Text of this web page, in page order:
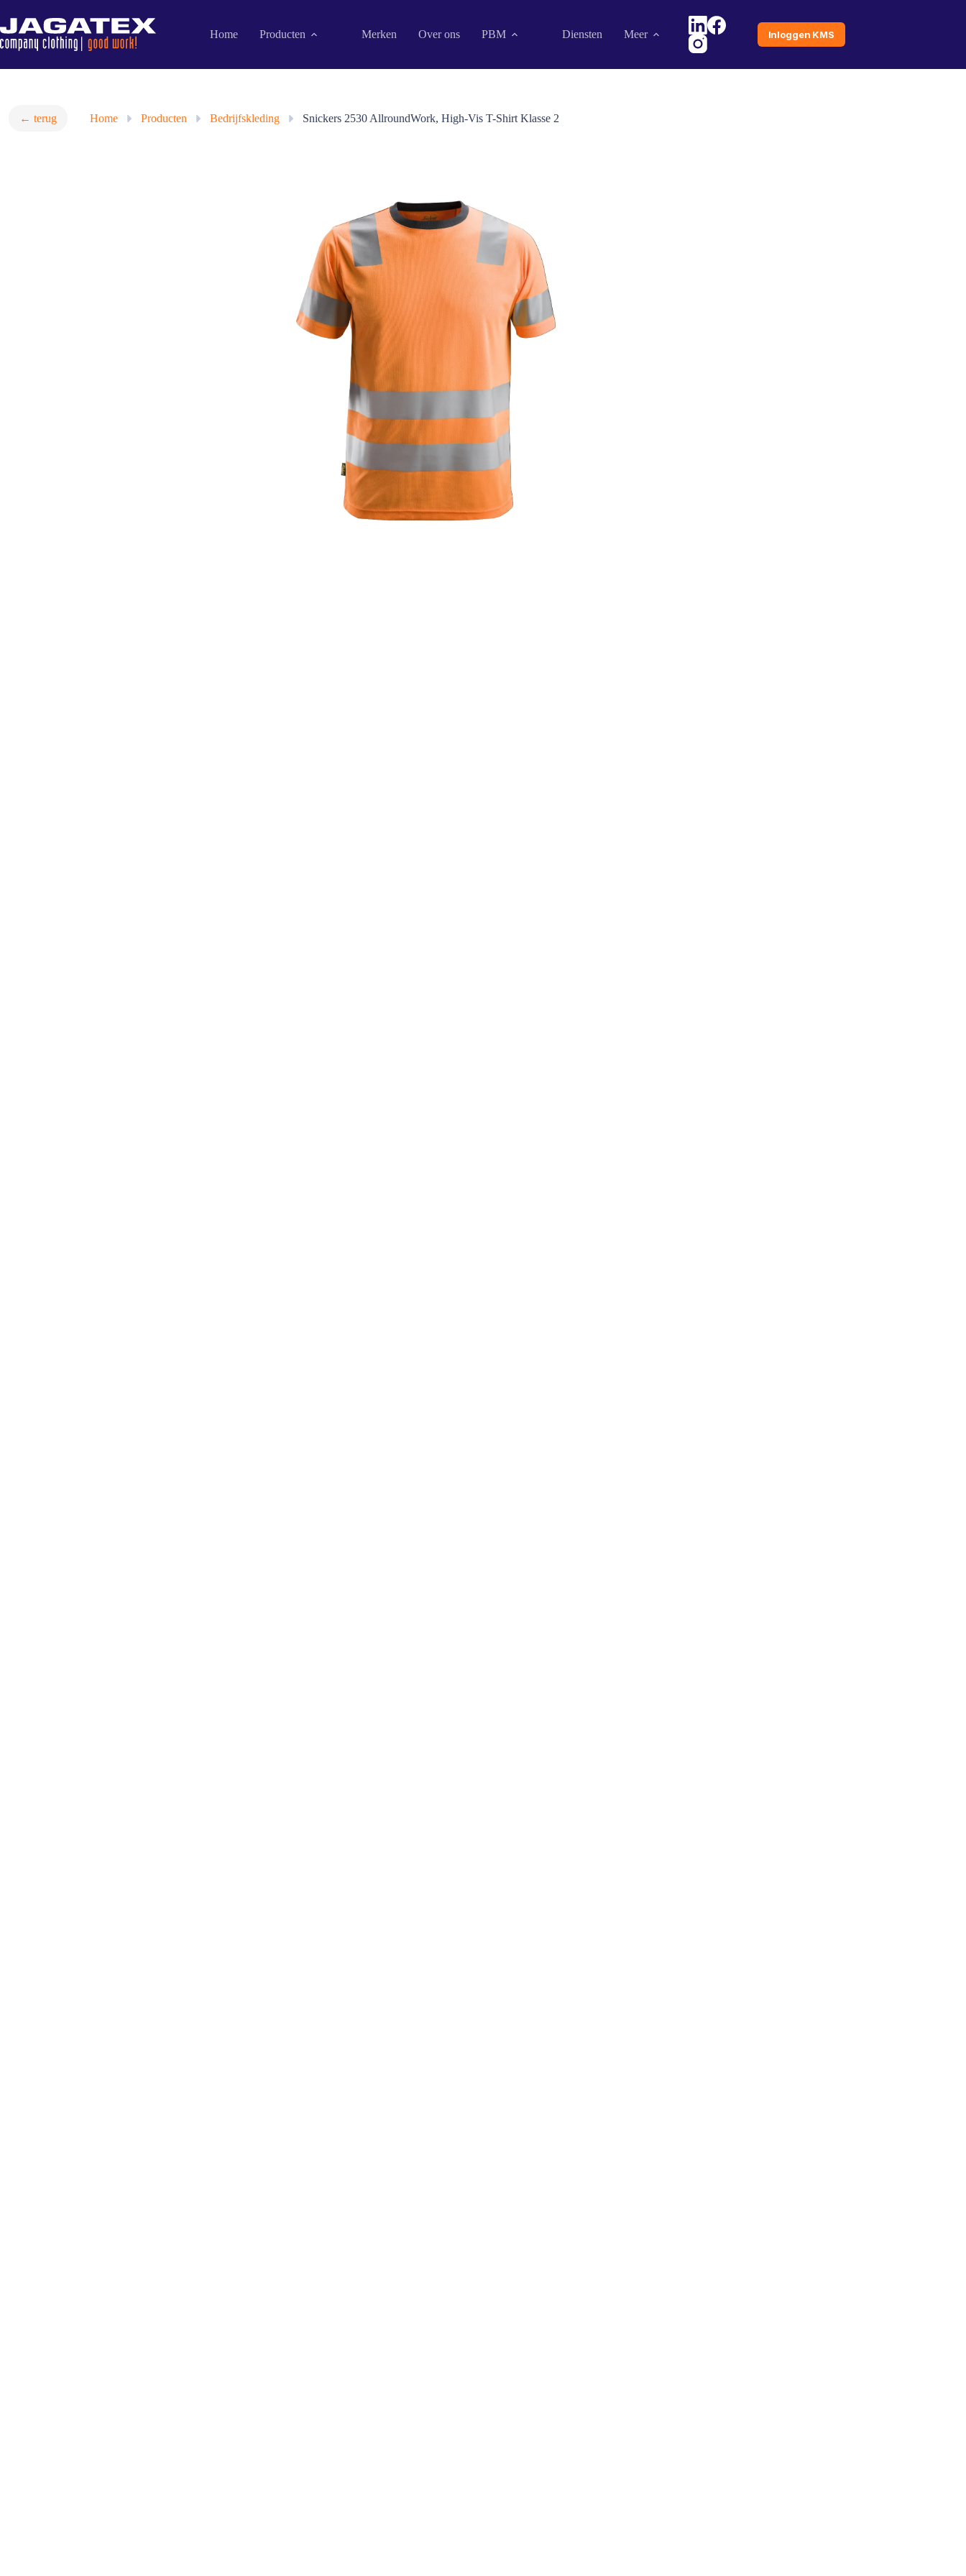
naar
de
inhoud
Home Producten Merken Over ons PBM Diensten Meer Inloggen KMS
← terug Home » Producten » Bedrijfskleding » Snickers 2530 AllroundWork, High-Vis T-Shirt Klasse 2